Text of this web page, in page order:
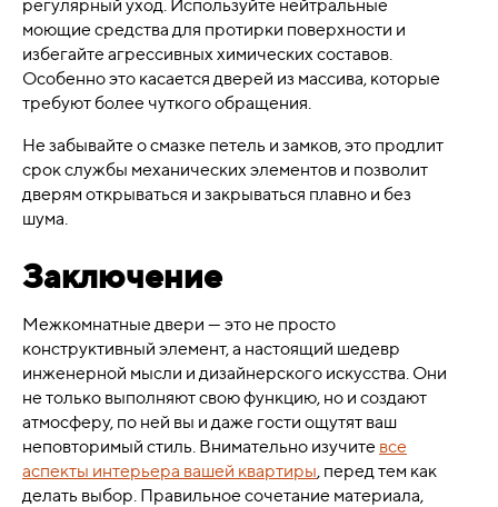
регулярный уход. Используйте нейтральные
моющие средства для протирки поверхности и
избегайте агрессивных химических составов.
Особенно это касается дверей из массива, которые
требуют более чуткого обращения.
Не забывайте о смазке петель и замков, это продлит
срок службы механических элементов и позволит
дверям открываться и закрываться плавно и без
шума.
Заключение
Межкомнатные двери — это не просто
конструктивный элемент, а настоящий шедевр
инженерной мысли и дизайнерского искусства. Они
не только выполняют свою функцию, но и создают
атмосферу, по ней вы и даже гости ощутят ваш
неповторимый стиль. Внимательно изучите все
аспекты интерьера вашей квартиры, перед тем как
делать выбор. Правильное сочетание материала,